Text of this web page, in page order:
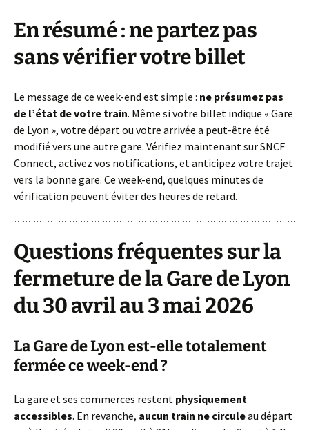
En résumé : ne partez pas
sans vérifier votre billet
Le message de ce week-end est simple : ne présumez pas
de l’état de votre train. Même si votre billet indique « Gare
de Lyon », votre départ ou votre arrivée a peut-être été
modifié vers une autre gare. Vérifiez maintenant sur SNCF
Connect, activez vos notifications, et anticipez votre trajet
vers la bonne gare. Ce week-end, quelques minutes de
vérification peuvent éviter des heures de retard.
Questions fréquentes sur la
fermeture de la Gare de Lyon
du 30 avril au 3 mai 2026
La Gare de Lyon est-elle totalement
fermée ce week-end ?
La gare et ses commerces restent physiquement
accessibles. En revanche, aucun train ne circuleau départ